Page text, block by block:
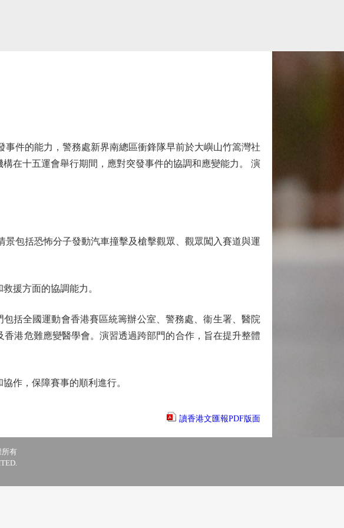
件的能力，警務處新界南總區衝鋒隊早前於大嶼山竹篙灣社
在十五運會舉行期間，應對突發事件的協調和應變能力。 演
包括恐怖分子發動汽車撞擊及槍擊觀眾、觀眾闖入賽道與運
援方面的協調能力。
括全國運動會香港賽區統籌辦公室、警務處、衞生署、醫院
港危難應變醫學會。演習透過跨部門的合作，旨在提升整體
作，保障賽事的順利進行。
讀香港文匯報PDF版面
所有